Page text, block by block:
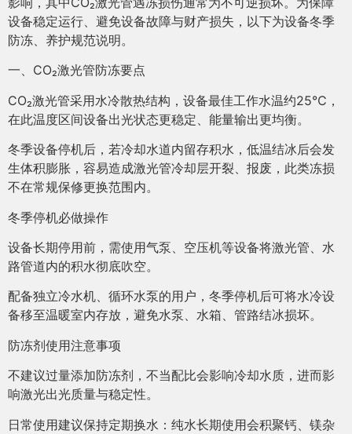
设备稳定运行、避免设备故障与财产损失，以下为设备冬季
防冻、养护规范说明。
一、CO₂激光管防冻要点
CO₂激光管采用水冷散热结构，设备最佳工作水温约25℃，
在此温度区间设备出光状态更稳定、能量输出更均衡。
冬季设备停机后，若冷却水道内留存积水，低温结冰后会发
生体积膨胀，容易造成激光管冷却层开裂、报废，此类冻损
不在常规保修更换范围内。
冬季停机必做操作
设备长期停用前，需使用气泵、空压机等设备将激光管、水
路管道内的积水彻底吹空。
配备独立冷水机、循环水泵的用户，冬季停机后可将水冷设
备移至温暖室内存放，避免水泵、水箱、管路结冰损坏。
防冻剂使用注意事项
不建议过量添加防冻剂，不当配比会影响冷却水质，进而影
响激光出光质量与稳定性。
日常使用建议保持定期换水：纯水长期使用会积聚钙、镁杂